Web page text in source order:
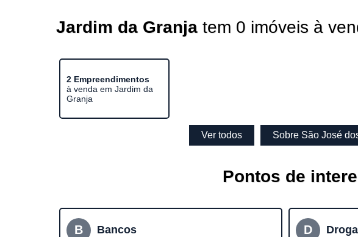
Jardim da Granja tem 0 imóveis à
2 Empreendimentos
à venda em Jardim da
Granja
Ver todos Sobre São José
Pontos de
B Bancos D